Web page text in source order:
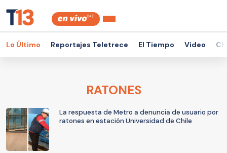
Lo Último Reportajes Teletrece El Tiempo Video
RATONES
La respuesta de Metro a denuncia de usuario por
ratones en estación Universidad de Chile